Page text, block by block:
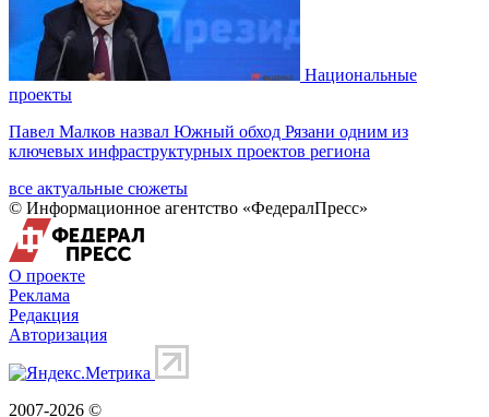
Национальные
проекты
Павел Малков назвал Южный обход Рязани одним из
ключевых инфраструктурных проектов региона
все актуальные сюжеты
© Информационное агентство «ФедералПресс»
О проекте
Реклама
Редакция
Авторизация
2007-2026 ©